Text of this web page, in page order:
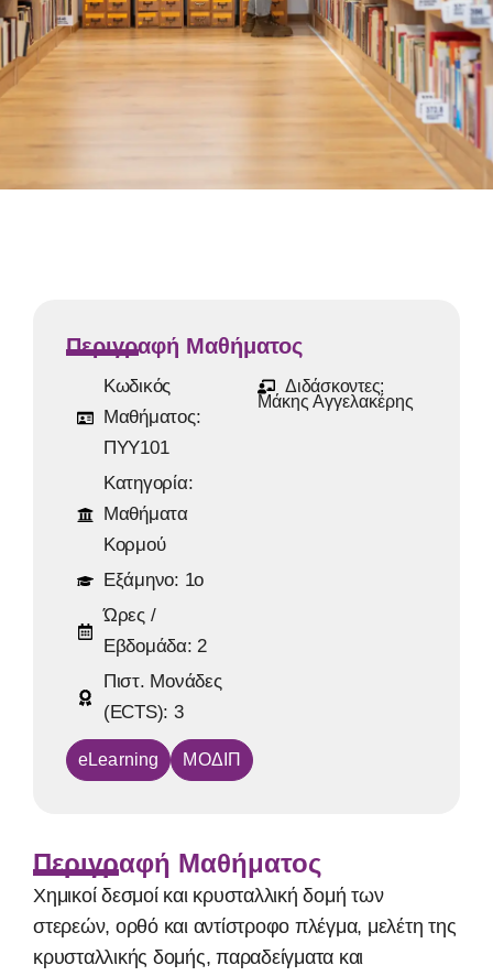
Περιγραφή Μαθήματος
Κωδικός
Μαθήματος:
ΠΥΥ101
Κατηγορία:
Μαθήματα
Κορμού
Εξάμηνο: 1ο
Ώρες /
Εβδομάδα:2
Πιστ. Μονάδες
(ECTS): 3
Διδάσκοντες:
Μάκης Αγγελακέρης
eLearning ΜΟΔΙΠ
Περιγραφή Μαθήματος
Χημικοί δεσμοί και κρυσταλλική δομή των
στερεών, ορθό και αντίστροφο πλέγμα, μελέτη της
κρυσταλλικής δομής, παραδείγματα και